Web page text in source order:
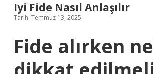
Iyi Fide Nasıl Anlaşılır
Tarih: Temmuz 13, 2025
Fide alırken